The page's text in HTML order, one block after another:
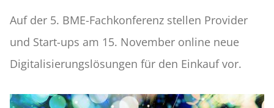
Auf der 5. BME-Fachkonferenz stellen Provider
und Start-ups am 15. November online neue
Digitalisierungslösungen für den Einkauf vor.